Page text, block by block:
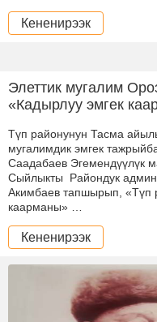
Кененирээк
Элеттик мугалим
«Кадырлуу эмгек
Түп районунун Тасма
мугалимдик эмгек
Саадабаев Эгемендүүлүк
Сыйлыкты Райондук
Акимбаев тапшырып, «Түп
каарманы» …
Кененирээк